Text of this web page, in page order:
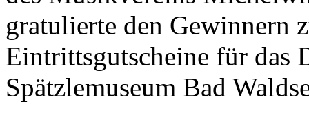
gratulierte den Gewinnern
Eintrittsgutscheine für das
Spätzlemuseum Bad